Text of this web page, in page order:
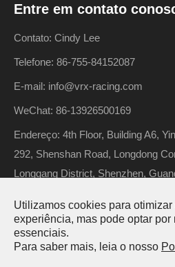
Entre em contato
Contato: Cindy Lee
Telefone: 86-755-84152087
E-mail: info@vrx-racing.com
WeChat: 86-13926500169
Endereço: 4th Floor, Building A6,
292, Shenshan Road, Longdong
Longgang District, Shenzhen,
Direitos autorais ©
Todos os direitos reservados.
Utilizamos cookies para
experiência, mas pode optar
essenciais.
Para saber mais, leia o nosso